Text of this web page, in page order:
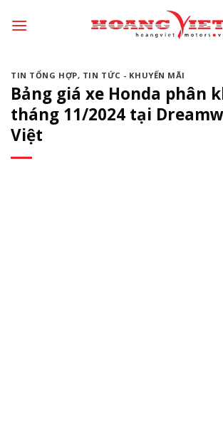
đến
dungTIN TỔNG HỢP, TIN TỨC - KHUYẾN MÃI
Bảng giá xe Honda phân
tháng 11/2024 tại
Việt